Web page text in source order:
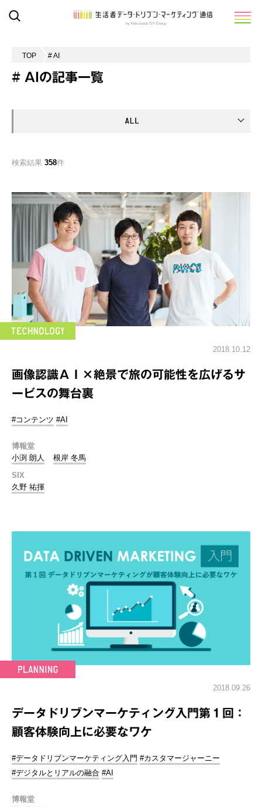
TOP # AI
# AIの記事一覧
検索結果 358件
2018.10.12
画像認識ＡＩ×絶景で旅の可能性を広げるサ
ービスの舞台裏
#コンテンツ #AI
博報堂
小渕 朗人
根岸 冬馬
SIX
久野 祐揮
2018.09.26
データドリブンマーケティング入門第１回：
顧客体験向上に必要なワケ
#データドリブンマーケティング入門 #カスタマージャーニー
#デジタルとリアルの融合 #AI
博報堂